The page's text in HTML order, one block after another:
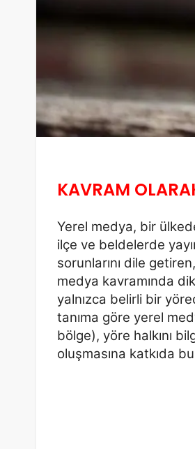
KAVRAM
Yerel medya, bir
ilçe ve beldelerde
sorunlarını dile
medya kavramında
yalnızca belirli bir
tanıma göre yerel
bölge), yöre halkını
oluşmasına katkıda